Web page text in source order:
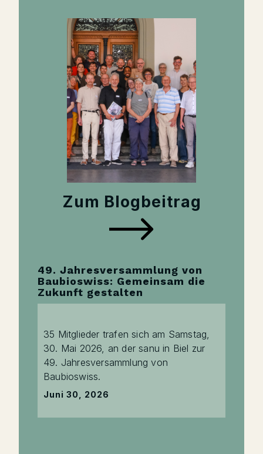
Zum Blogbeitrag
49. Jahresversammlung von
Baubioswiss: Gemeinsam die
Zukunft gestalten
35 Mitglieder trafen sich am Samstag,
30. Mai 2026, an der sanu in Biel zur
49. Jahresversammlung von
Baubioswiss.
Juni 30, 2026